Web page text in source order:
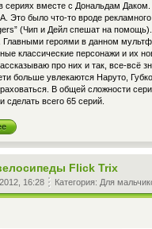
сериях вместе с Дональдам
Это было что-то вроде
(Чип и Дейл спешат на
Главными героями в данном
классические персонажи и их
про них и так, все-всё
больше увлекаются Наруто,
В общей сложности
сделать всего 65 серий.
Flick Trix
16:28 Категория: Для